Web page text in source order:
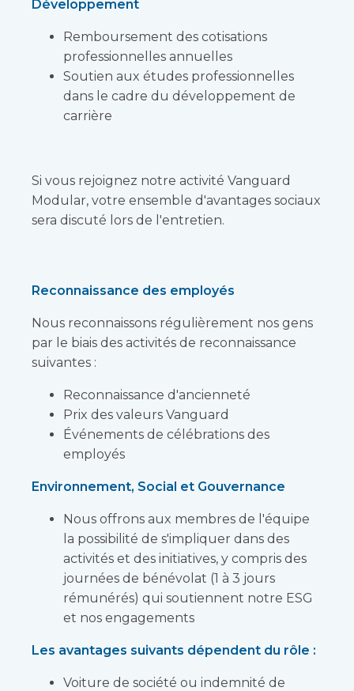
Développement
Remboursement des cotisations
professionnelles annuelles
Soutien aux études professionnelles
dans le cadre du développement de
carrière
Si vous rejoignez notre activité Vanguard
Modular, votre ensemble d'avantages sociaux
sera discuté lors de l'entretien.
Reconnaissance des employés
Nous reconnaissons régulièrement nos gens
par le biais des activités de reconnaissance
suivantes :
Reconnaissance d'ancienneté
Prix des valeurs Vanguard
Événements de célébrations des
employés
Environnement, Social et Gouvernance
Nous offrons aux membres de l'équipe
la possibilité de s'impliquer dans des
activités et des initiatives, y compris des
journées de bénévolat (1 à 3 jours
rémunérés) qui soutiennent notre ESG
et nos engagements
Les avantages suivants dépendent du rôle :
Voiture de société ou indemnité de